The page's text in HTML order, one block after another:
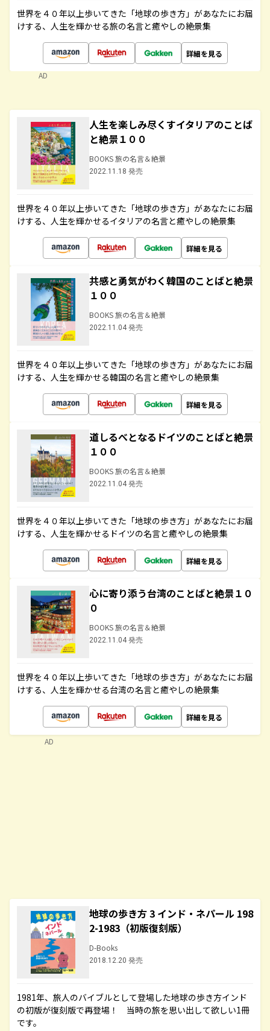
世界を４０年以上歩いてきた「地球の歩き方」があなたにお届
けする、人生を輝かせる旅の名言と癒やしの絶景集
詳細を見る
AD
人生を楽しみ尽くすイタリアのことば
と絶景１００
BOOKS 旅の名言＆絶景
2022.11.18 発売
世界を４０年以上歩いてきた「地球の歩き方」があなたにお届
けする、人生を輝かせるイタリアの名言と癒やしの絶景集
詳細を見る
共感と勇気がわく韓国のことばと絶景
１００
BOOKS 旅の名言＆絶景
2022.11.04 発売
世界を４０年以上歩いてきた「地球の歩き方」があなたにお届
けする、人生を輝かせる韓国の名言と癒やしの絶景集
詳細を見る
道しるべとなるドイツのことばと絶景
１００
BOOKS 旅の名言＆絶景
2022.11.04 発売
世界を４０年以上歩いてきた「地球の歩き方」があなたにお届
けする、人生を輝かせるドイツの名言と癒やしの絶景集
詳細を見る
心に寄り添う台湾のことばと絶景１０
０
BOOKS 旅の名言＆絶景
2022.11.04 発売
世界を４０年以上歩いてきた「地球の歩き方」があなたにお届
けする、人生を輝かせる台湾の名言と癒やしの絶景集
詳細を見る
地球の歩き方 3 インド・ネパール 198
2-1983（初版復刻版）
D-Books
2018.12.20 発売
1981年、旅人のバイブルとして登場した地球の歩き方インド
の初版が復刻版で再登場！ 当時の旅を思い出して欲しい1冊
です。
AD